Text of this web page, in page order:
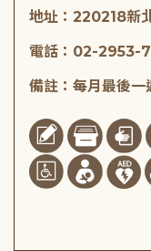
地址：220218新
電話：02-2953-
備註：每月最後一